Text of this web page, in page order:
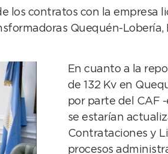
los contratos con la empresa
Quequén-
En cuanto a la
de 132 Kv en
por parte del CAF
se estarían
Contrataciones y
procesos